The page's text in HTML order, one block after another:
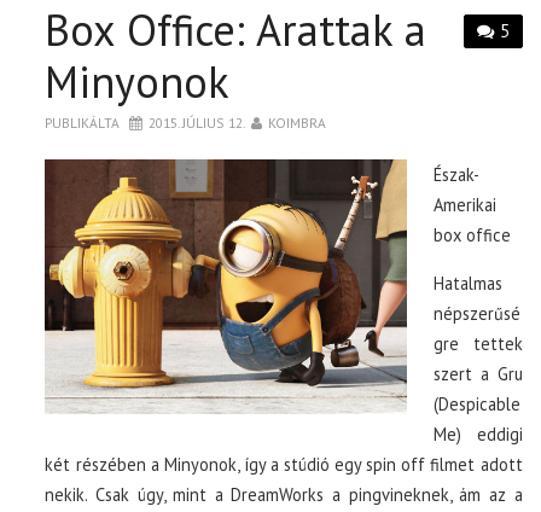
5
Box Office: Arattak a
Minyonok
PUBLIKÁLTA 2015. JÚLIUS 12. KOIMBRA
Észak-
Amerikai
box office
Hatalmas
népszerűsé
gre tettek
szert a Gru
(Despicable
Me) eddigi
két részében a Minyonok, így a stúdió egy spin off filmet adott
nekik. Csak úgy, mint a DreamWorks a pingvineknek, ám az a